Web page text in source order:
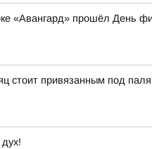
«Авангард» прошёл День
стоит привязанным под